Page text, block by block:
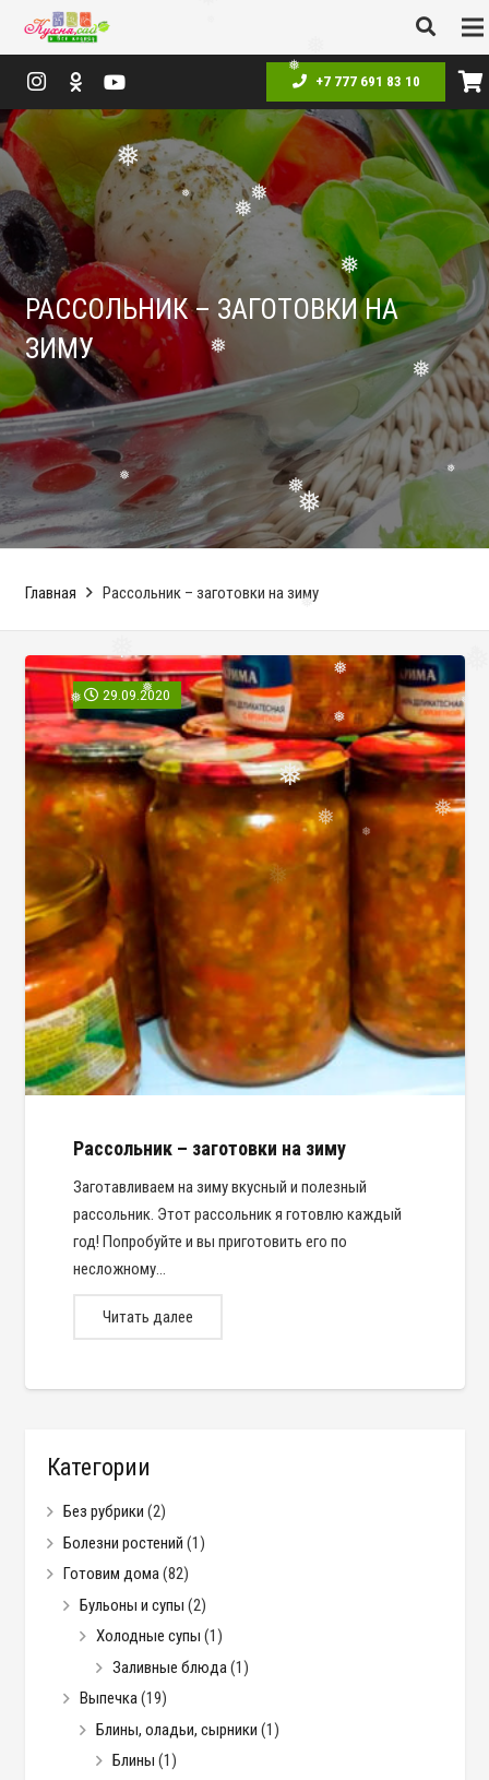
❅
❅
❅
❅
❅
❅
❅
❅
❅
❅
❅
❅
❅
❅
❅
❅
❅
❅
❅
❅
❅
❅
+7 777 691 83 10
РАССОЛЬНИК – ЗАГОТОВКИ НА
ЗИМУ
Главная Рассольник – заготовки на зиму
29.09.2020
Рассольник – заготовки на зиму
Заготавливаем на зиму вкусный и полезный
рассольник. Этот рассольник я готовлю каждый
год! Попробуйте и вы приготовить его по
несложному…
Читать далее
Категории
Без рубрики (2)
Болезни ростений (1)
Готовим дома(82)
Бульоны и супы (2)
Холодные супы (1)
Заливные блюда (1)
Выпечка(19)
Блины, оладьи, сырники (1)
Блины (1)